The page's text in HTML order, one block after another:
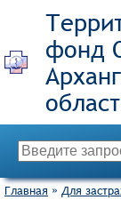
фонд
Главная » Для